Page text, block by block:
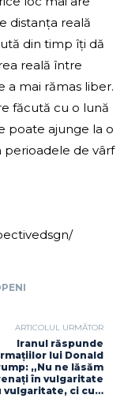
distanța reală
din timp îți dă
reală între
a mai rămas liber.
făcută cu o lună
poate ajunge la o
perioadele de vârf
ARTICOLUL URMĂTOR
Iranul răspunde
lui Donald
„Nu ne lăsăm
în vulgaritate
vulgaritate, ci cu…